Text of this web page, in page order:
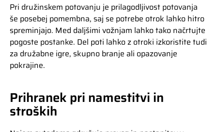
Pri družinskem potovanju je prilagodljivost potovanja
še posebej pomembna, saj se potrebe otrok lahko hitro
spreminjajo. Med daljšimi vožnjam lahko tako načrtujte
pogoste postanke. Del poti lahko z otroki izkoristite tudi
za družabne igre, skupno branje ali opazovanje
pokrajine.
Prihranek pri namestitvi in
stroških